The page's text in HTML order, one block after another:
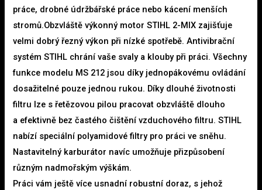
práce, drobné údržbářské práce nebo kácení menších
stromů.Obzvláště výkonný motor STIHL 2-MIX zajišťuje
velmi dobrý řezný výkon při nízké spotřebě. Antivibrační
systém STIHL chrání vaše svaly a klouby při práci. Všechny
funkce modelu MS 212 jsou díky jednopákovému ovládání
dosažitelné pouze jednou rukou. Díky dlouhé životnosti
filtru lze s řetězovou pilou pracovat obzvláště dlouho
a efektivně bez častého čištění vzduchového filtru. STIHL
nabízí speciální polyamidové filtry pro práci ve sněhu.
Nastavitelný karburátor navíc umožňuje přizpůsobení
různým nadmořským výškám.
Práci vám ještě více usnadní robustní doraz, s jehož